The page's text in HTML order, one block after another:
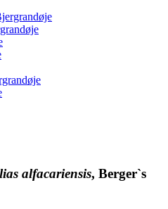
alfacariensis, Berger`s